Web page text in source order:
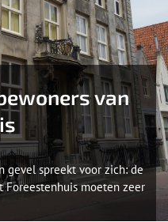
van
gevel spreekt voor zich: de
Foreestenhuis moeten zeer